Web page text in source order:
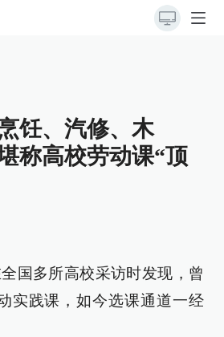
饪、汽修、木
高校劳动课“顶
国多所高校采访时发现，曾
实践课，如今选课通道一经